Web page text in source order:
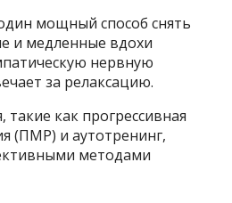
мощный способ снять
и медленные вдохи
нервную
за релаксацию.
как прогрессивная
(ПМР) и аутотренинг,
методами